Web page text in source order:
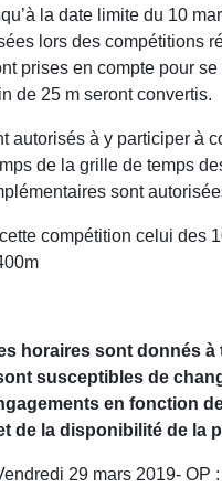
la date limite du 10
lors des compétitions
prises en compte pour se
de 25 m seront convertis.
autorisés à y participer à
de la grille de temps
sont
compétition celui des
horaires sont donnés à
susceptibles de
en fonction
de la disponibilité de la
29 mars 2019- OP